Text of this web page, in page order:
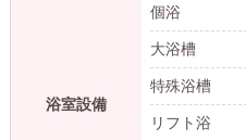
浴室設備
個浴
大浴槽
特殊浴槽
リフト浴